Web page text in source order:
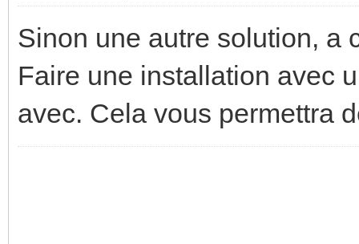
Sinon une autre solution, a
Faire une installation avec
avec. Cela vous permettra